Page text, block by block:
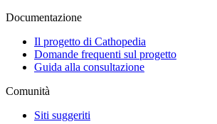
Documentazione
Il progetto di Cathopedia
Domande frequenti sul progetto
Guida alla consultazione
Comunità
Siti suggeriti